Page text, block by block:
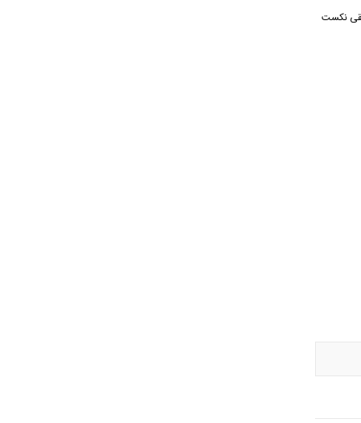
رسانه موسیقی نکست